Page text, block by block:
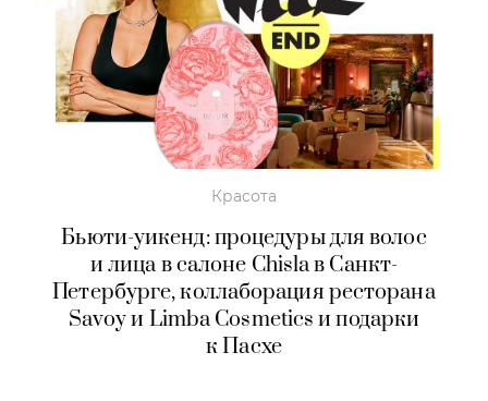
Красота
Бьюти-уикенд: процедуры для волос
и лица в салоне Chisla в Санкт-
Петербурге, коллаборация ресторана
Savoy и Limba Cosmetics и подарки
к Пасхе